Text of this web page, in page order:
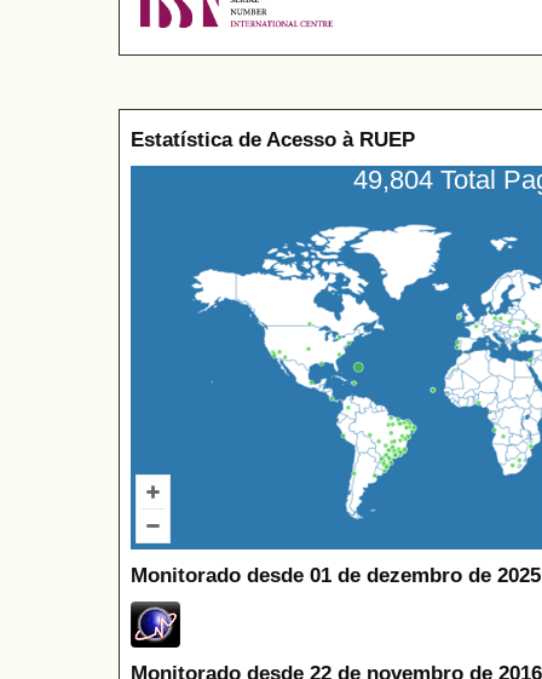
Estatística de Acesso à RUEP
49,804 Total
Monitorado desde 01 de dezembro de
Monitorado desde 22 de novembro de